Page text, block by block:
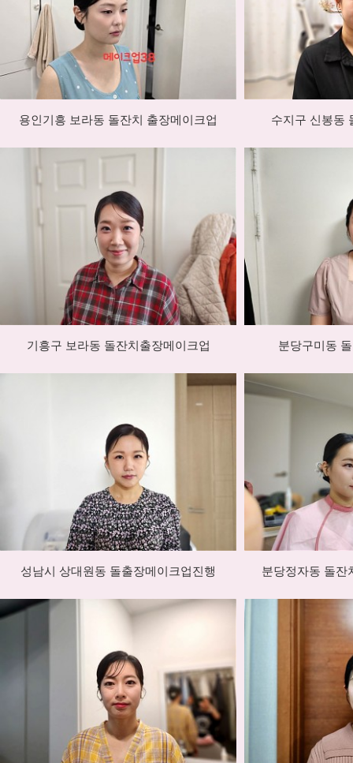
용인기흥 보라동 돌잔치 출장메이크업 수지구 신봉동
기흥구 보라동 돌잔치출장메이크업 분당구미동
성남시 상대원동 돌출장메이크업진행 분당정자동 돌잔